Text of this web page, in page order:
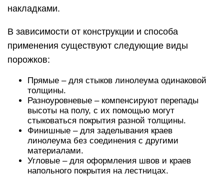
накладками.
В зависимости от конструкции и способа
применения существуют следующие виды
порожков:
Прямые – для стыков линолеума одинаковой
толщины.
Разноуровневые – компенсируют перепады
высоты на полу, с их помощью могут
стыковаться покрытия разной толщины.
Финишные – для заделывания краев
линолеума без соединения с другими
материалами.
Угловые – для оформления швов и краев
напольного покрытия на лестницах.